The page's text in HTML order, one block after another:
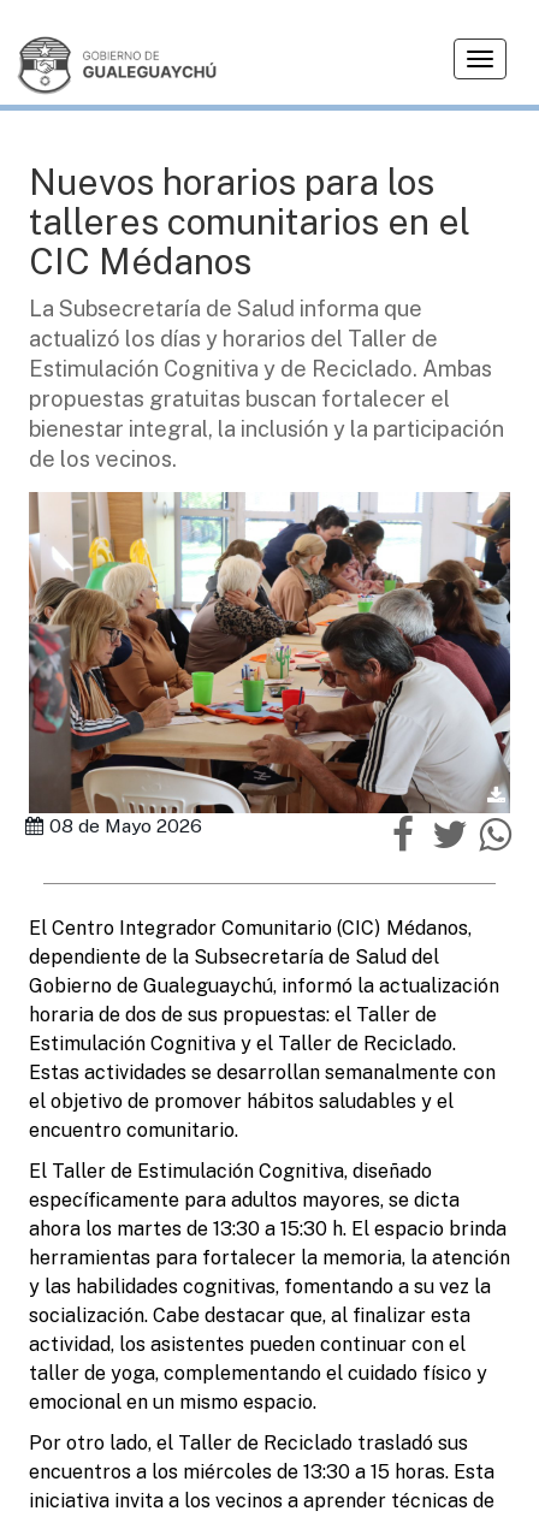
T
g
t
o
SALUD
Nuevos horarios para los
talleres comunitarios en el
CIC Médanos
La Subsecretaría de Salud informa que
actualizó los días y horarios del Taller de
Estimulación Cognitiva y de Reciclado. Ambas
propuestas gratuitas buscan fortalecer el
bienestar integral, la inclusión y la participación
de los vecinos.
08 de Mayo 2026
El Centro Integrador Comunitario (CIC) Médanos,
dependiente de la Subsecretaría de Salud del
Gobierno de Gualeguaychú, informó la actualización
horaria de dos de sus propuestas: el Taller de
Estimulación Cognitiva y el Taller de Reciclado.
Estas actividades se desarrollan semanalmente con
el objetivo de promover hábitos saludables y el
encuentro comunitario.
El Taller de Estimulación Cognitiva, diseñado
específicamente para adultos mayores, se dicta
ahora los martes de 13:30 a 15:30 h. El espacio brinda
herramientas para fortalecer la memoria, la atención
y las habilidades cognitivas, fomentando a su vez la
socialización. Cabe destacar que, al finalizar esta
actividad, los asistentes pueden continuar con el
taller de yoga, complementando el cuidado físico y
emocional en un mismo espacio.
Por otro lado, el Taller de Reciclado trasladó sus
encuentros a los miércoles de 13:30 a 15 horas. Esta
iniciativa invita a los vecinos a aprender técnicas de